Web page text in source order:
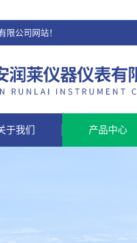
限公司网站！
于我们 产品中心